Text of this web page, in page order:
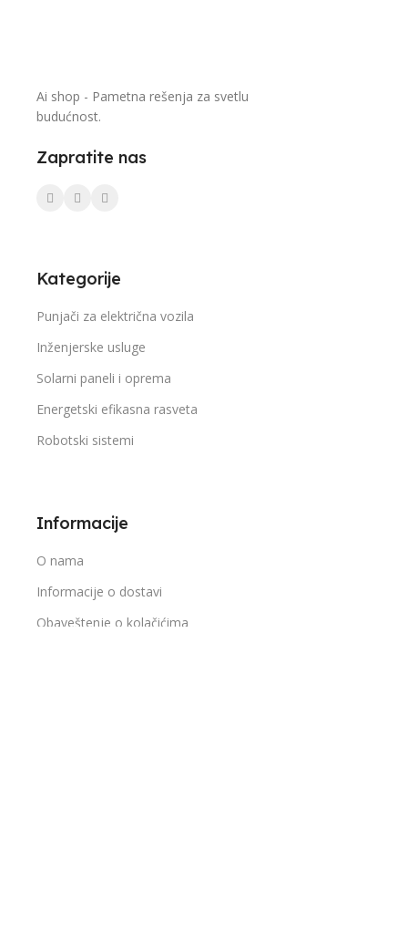
Ai shop - Pametna rešenja za svetlu
budućnost.
Zapratite nas
Kategorije
Punjači za električna vozila
Inženjerske usluge
Solarni paneli i oprema
Energetski efikasna rasveta
Robotski sistemi
Informacije
O nama
Informacije o dostavi
Obaveštenje o kolačićima